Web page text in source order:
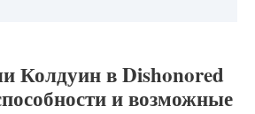
Колдуин в Dishonored
и возможные